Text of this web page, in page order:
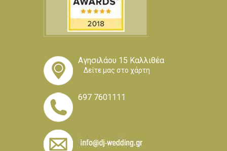
Αγησιλάου 15 Καλλιθέα
Δείτε μας στο χάρτη
697 7601111